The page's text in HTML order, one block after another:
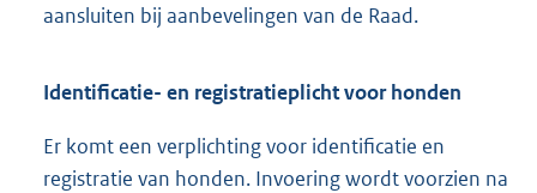
aansluiten bij aanbevelingen van de Raad.
Identificatie- en registratieplicht voor honden
Er komt een verplichting voor identificatie en
registratie van honden. Invoering wordt voorzien na